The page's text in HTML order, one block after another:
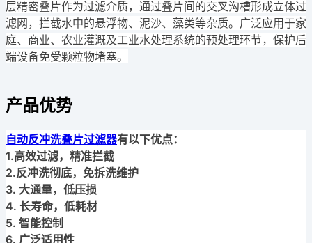
层精密叠片作为过滤介质，通过叠片间的交叉沟槽形成立体过
滤网，拦截水中的悬浮物、泥沙、藻类等杂质。广泛应用于家
庭、商业、农业灌溉及工业水处理系统的预处理环节，保护后
端设备免受颗粒物堵塞。
产品优势
自动反冲洗叠片过滤器有以下优点：
1.高效过滤，精准拦截
2.反冲洗彻底，免拆洗维护
3. 大通量，低压损
4. 长寿命，低耗材
5. 智能控制
6. 广泛适用性